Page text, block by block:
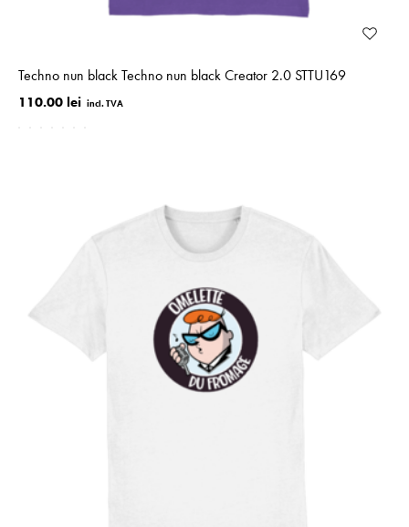
Techno nun black Techno nun black Creator 2.0 STTU169
110.00 lei